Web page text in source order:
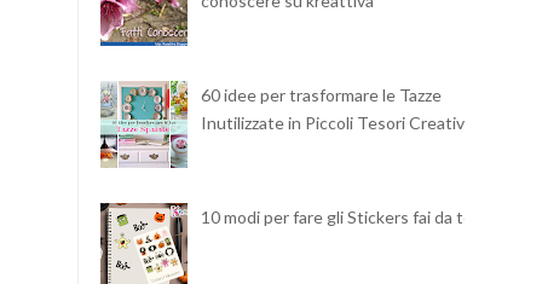
60 idee per trasformare le Tazze
Inutilizzate in Piccoli Tesori Creativi
10 modi per fare gli Stickers fai da te